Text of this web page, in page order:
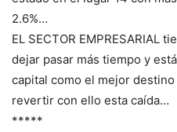
2.6%…
EL SECTOR EMPRESARIAL
dejar pasar más tiempo y
capital como el mejor
revertir con ello esta caída…
*****